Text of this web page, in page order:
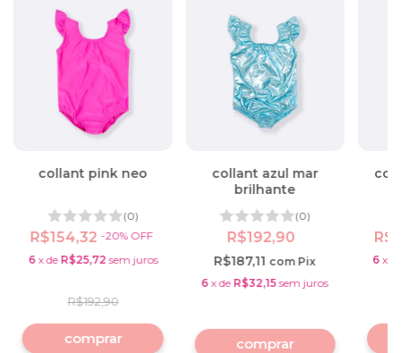
collant pink neo
(0)
R$154,32 -20% OFF
R$192,90
6 xde R$25,72 sem juros
comprar
collant azul mar
brilhante
(0)
R$192,90
R$187,11com Pix
6 xdeR$32,15 sem juros
comprar
6 x